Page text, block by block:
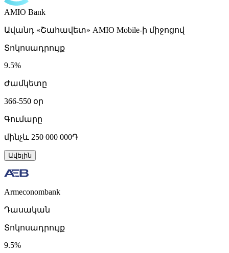
AMIO Bank
Ավանդ «Շահավետ» AMIO Mobile-ի միջոցով
Տոկոսադրույք
9.5%
Ժամկետը
366-550 օր
Գումարը
մինչև 250 000 000֏
Ավելին
Armeconombank
Դասական
Տոկոսադրույք
9.5%